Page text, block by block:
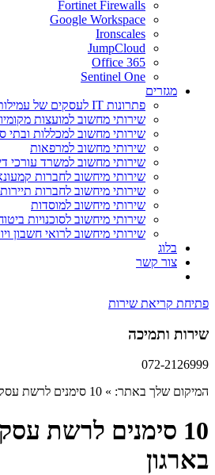
Fortinet Firewalls
Google Workspace
Ironscales
JumpCloud
Office 365
Sentinel One
מגזרים
פתרונות IT לעסקים של עמילות מכס
שירותי מחשוב למועצות
שירותי מחשוב למכללות ובתי
שירותי מחשוב למרפאות
שירותי מחשוב למשרד עורכי
שירותי מיחשוב לחברות
שירותי מיחשוב לחברות תיירות
שירותי מיחשוב למוסדות
שירותי מיחשוב לסוכנויות
שירותי מיחשוב לרואי חשבון
בלוג
צור קשר
פתיחת קריאת שירות
שירות ותמיכה
072-2126999
המיקום שלך באתר: » 10 סימנים לרשת עסקית חלשה בארגון
10 סימנים לרשת
בארגון